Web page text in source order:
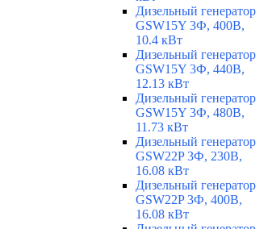
Дизельный генератор
GSW15Y 3Ф, 400В,
10.4 кВт
Дизельный генератор
GSW15Y 3Ф, 440В,
12.13 кВт
Дизельный генератор
GSW15Y 3Ф, 480В,
11.73 кВт
Дизельный генератор
GSW22P 3Ф, 230В,
16.08 кВт
Дизельный генератор
GSW22P 3Ф, 400В,
16.08 кВт